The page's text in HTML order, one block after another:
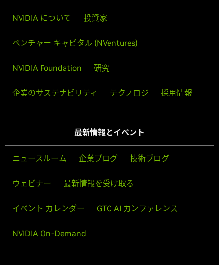
NVIDIA について 投資家
ベンチャー キャピタル (NVentures)
NVIDIA Foundation 研究
企業のサステナビリティ テクノロジ 採用情報
最新情報とイベント
ニュースルーム 企業ブログ 技術ブログ
ウェビナー 最新情報を受け取る
イベント カレンダー GTC AI カンファレンス
NVIDIA On-Demand